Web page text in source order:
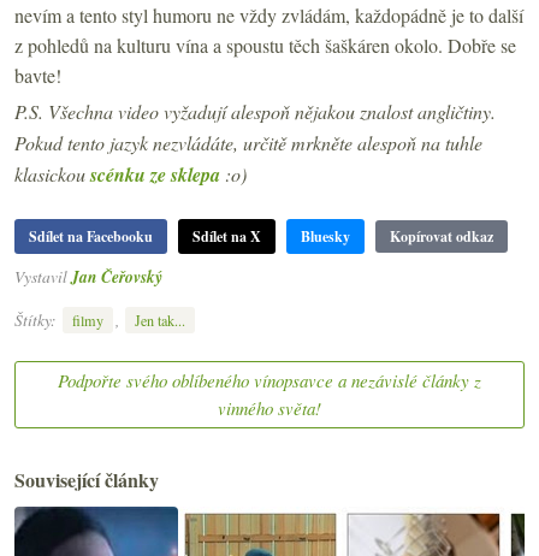
nevím a tento styl humoru ne vždy zvládám, každopádně je to další
z pohledů na kulturu vína a spoustu těch šaškáren okolo. Dobře se
bavte!
P.S. Všechna video vyžadují alespoň nějakou znalost angličtiny.
Pokud tento jazyk nezvládáte, určitě mrkněte alespoň na tuhle
klasickouscénku ze sklepa :o)
Sdílet na Facebooku Sdílet na X Bluesky Kopírovat odkaz
Vystavil Jan Čeřovský
Štítky:
filmy , Jen tak...
Podpořte svého oblíbeného vínopsavce a nezávislé články z
vinného světa!
Související články